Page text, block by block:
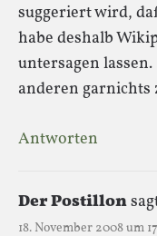
suggeriert wird,
habe deshalb
untersagen
anderen garnichts
Antworten
Der Postillon
18. November 2008 um